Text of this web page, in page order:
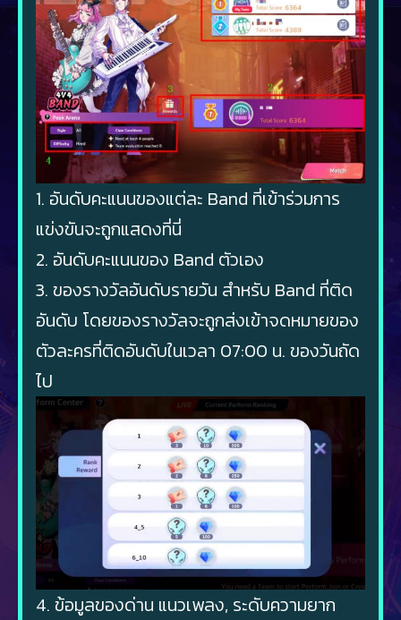
1. อันดับคะแนนของแต่ละ Band ที่เข้าร่วมการ
แข่งขันจะถูกแสดงที่นี่
2. อันดับคะแนนของ Band ตัวเอง
3. ของรางวัลอันดับรายวัน สำหรับ Band ที่ติด
อันดับ โดยของรางวัลจะถูกส่งเข้าจดหมายของ
ตัวละครที่ติดอันดับในเวลา 07:00 น. ของวันถัด
ไป
4. ข้อมูลของด่าน แนวเพลง, ระดับความยาก